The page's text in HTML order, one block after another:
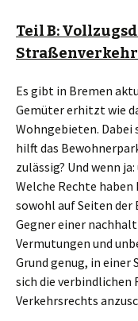
Teil B:
Es gibt in Bremen
Gemüter erhitzt wie
Wohngebieten. Dabei
hilft das
zulässig? Und wenn
Welche Rechte
sowohl auf Seiten der
Gegner einer
Vermutungen und
Grund genug, in einer
sich die verbindlichen
Verkehrsrechts